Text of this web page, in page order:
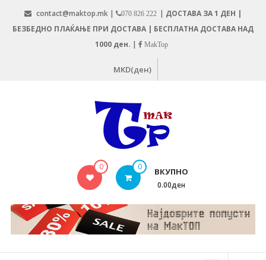
content
contact@maktop.mk | 070 826 222 | ДОСТАВА ЗА 1 ДЕН |
БЕЗБЕДНО ПЛАЌАЊЕ ПРИ ДОСТАВА | БЕСПЛАТНА ДОСТАВА НАД
1000 ден. | MakTop
MKD(ден)
MAKTOP.MK
0 0 ВКУПНО
0.00ден